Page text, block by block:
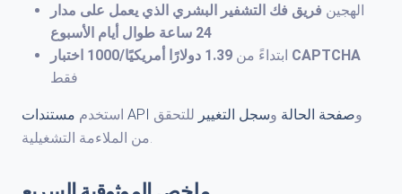
الهجين فريق فك التشفير البشري الذي يعمل على مدار
24 ساعة طوال أيام الأسبوع
ابتداءً من 1.39 دولارًا أمريكيًا/1000 اختبار CAPTCHA
فقط
استخدم مستندات API وصفحة الحالة وسجل التغيير للتحقق